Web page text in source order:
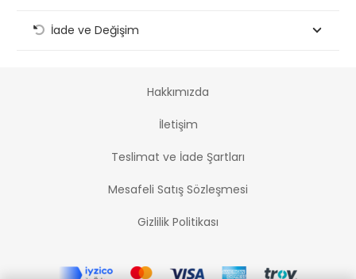
İade ve Değişim
Hakkımızda
İletişim
Teslimat ve İade Şartları
Mesafeli Satış Sözleşmesi
Gizlilik Politikası